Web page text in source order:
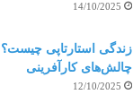
14/10/2025
زندگی استارتاپی
چالش‌های کارآفرینی
12/10/2025